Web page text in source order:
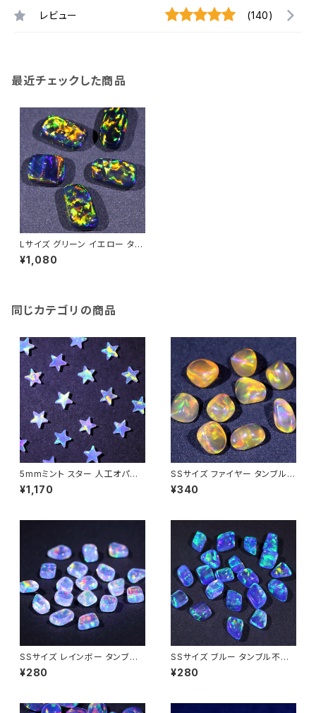
レビュー (140)
最近チェックした商品
Lサイズ グリーン イエロー タン
ブル不定形人工オパール1個 -
耐熱ガラス / ボロシリケイトガラ
¥1,080
同じカテゴリの商品
5mmミント スター 人工オパー
ル1個 - 耐熱ガラス / ボロシリケ
イトガラス（COE33）専用
¥1,170
SSサイズ ファイヤー タンブル不
定形人工オパール1個 - 耐熱ガ
ラス / ボロシリケイトガラス（C
¥340
SSサイズ レインボー タンブル
不定形人工オパール1個 - 耐熱
ガラス / ボロシリケイトガラス
¥280
SSサイズ ブルー タンブル不定
形人工オパール1個 - 耐熱ガラ
ス / ボロシリケイトガラス（COE
¥280